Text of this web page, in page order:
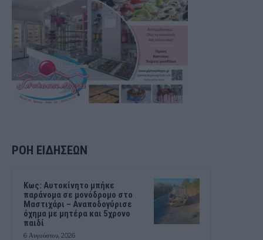
ΡΟΗ ΕΙΔΗΣΕΩΝ
Kως: Αυτοκίνητο μπήκε
παράνομα σε μονόδρομο στο
Μαστιχάρι – Αναποδογύρισε
όχημα με μητέρα και 5χρονο
παιδί
6 Αυγούστου, 2026